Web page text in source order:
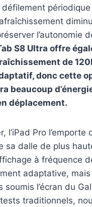
périodique
l’autonomie
S8 Ultra offre
de
donc cette
beaucoup
déplacement.
l’iPad Pro l’emporte
sa dalle de plus
à fréquence
adaptative,
soumis l’écran du
traditionnels,